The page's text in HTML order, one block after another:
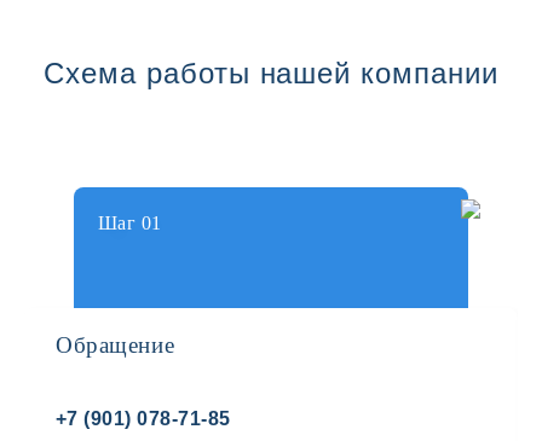
Схема работы нашей компании
Шаг 01
Обращение
+7 (901) 078-71-85